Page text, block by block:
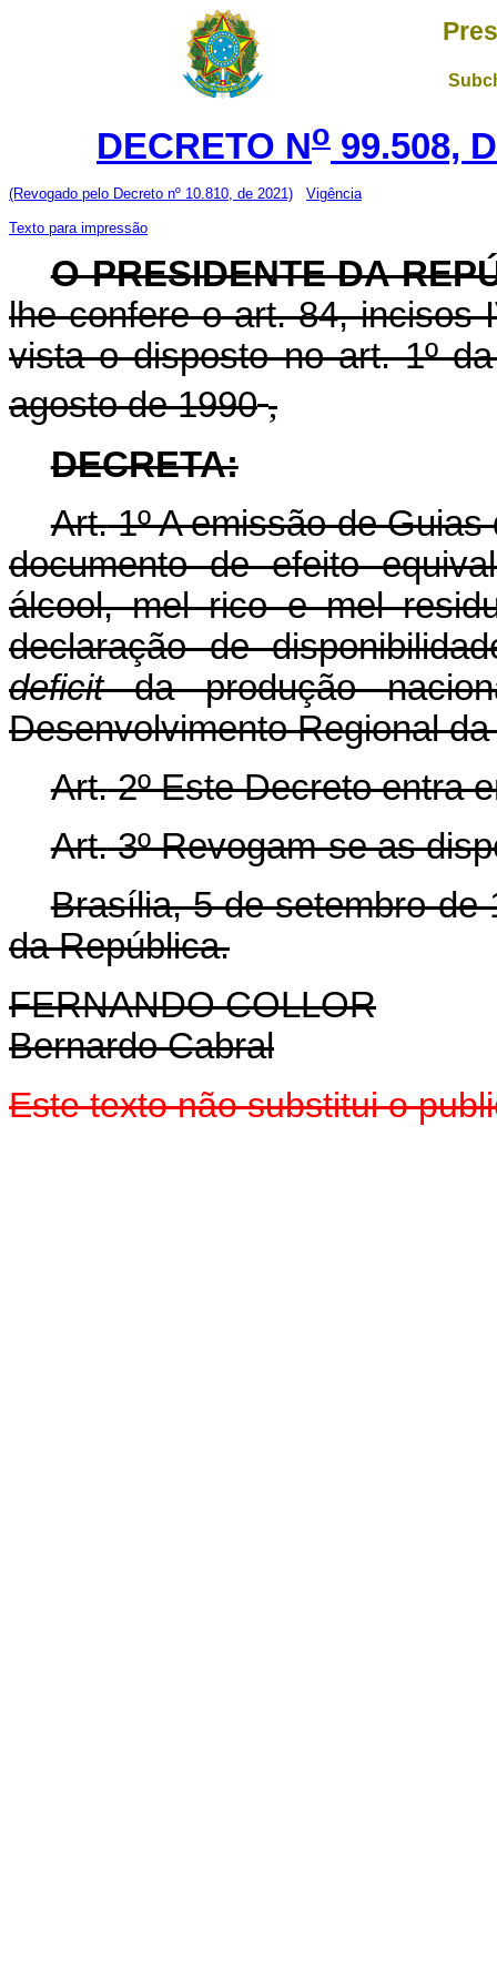
DECRETO No 99.508,
(Revogado pelo Decreto nº 10.810, de 2021) Vigência
Texto para impressão
O PRESIDENTE DA
lhe confere o art. 84, incisos
vista o disposto no art. 1º
agosto de 1990 ,
DECRETA:
Art.1º A emissão de
documento de efeito
álcool, mel rico e mel
declaração de
deficitda produção
Desenvolvimento Regional
Art.2º Este Decreto entra
Art.3º Revogam-se as
Brasília, 5 de setembro de
da República.
FERNANDO COLLOR
Bernardo Cabral
Este texto não substitui o